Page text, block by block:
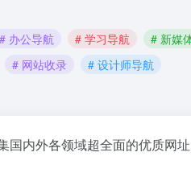
# 办公导航 # 学习导航 # 新媒
# 网站收录 # 设计师导航
国内外各领域超全面的优质网